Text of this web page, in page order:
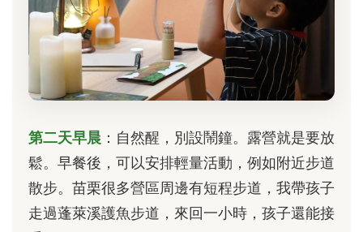
第二天早晨 ：自然醒，別設鬧鐘。露營就是要放
鬆。早餐後，可以安排輕量活動，例如附近步道
散步。苗栗很多營區周邊有短程步道，我帶孩子
走過蓬萊溪護魚步道，來回一小時，孩子還能接